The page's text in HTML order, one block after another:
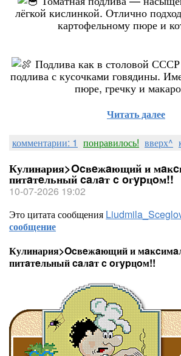
лёгкой кислинкой. Отлично
картофельному пюре и
Подлива как в столовой
подлива с кусочками говядины.
пюре, гречку и
Читать далее
комментарии: 1 понравилось! вверх^
Кулинария>Ocвeжaющий и
питaтeльный caлaт c oгypцoм!!
10-07-2026 19:02
Это цитата сообщения
сообщение
Кулинария>Ocвeжaющий и
питaтeльный caлaт c oгypцoм!!